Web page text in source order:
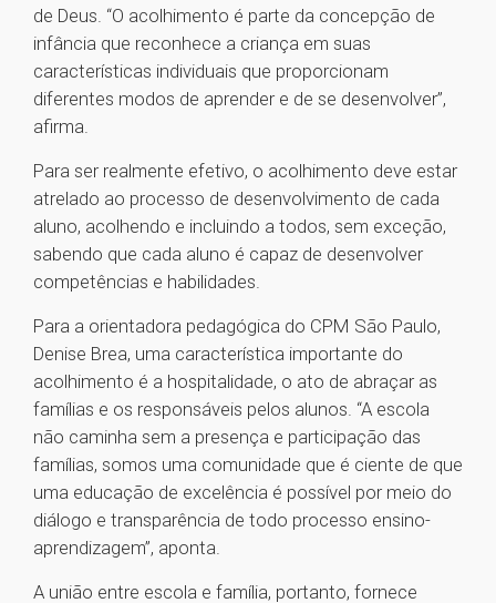
de Deus. “O acolhimento é parte da concepção de
infância que reconhece a criança em suas
características individuais que proporcionam
diferentes modos de aprender e de se desenvolver”,
afirma.
Para ser realmente efetivo, o acolhimento deve estar
atrelado ao processo de desenvolvimento de cada
aluno, acolhendo e incluindo a todos, sem exceção,
sabendo que cada aluno é capaz de desenvolver
competências e habilidades.
Para a orientadora pedagógica do CPM São Paulo,
Denise Brea, uma característica importante do
acolhimento é a hospitalidade, o ato de abraçar as
famílias e os responsáveis pelos alunos. “A escola
não caminha sem a presença e participação das
famílias, somos uma comunidade que é ciente de que
uma educação de excelência é possível por meio do
diálogo e transparência de todo processo ensino-
aprendizagem”, aponta.
A união entre escola e família, portanto, fornece